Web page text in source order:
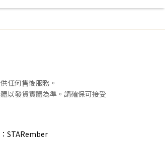
任何售後服務。
以發貨實體為準。請確保可接受
STARember